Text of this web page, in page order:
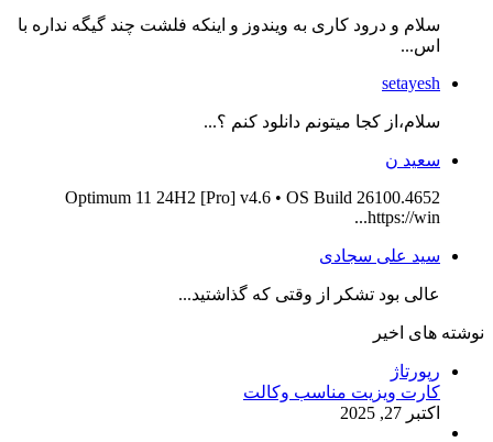
سلام و درود کاری به ویندوز و اینکه فلشت چند گیگه نداره با
اس...
setayesh
سلام،از کجا میتونم دانلود کنم ؟...
سعید ن
Optimum 11 24H2 [Pro] v4.6 • OS Build 26100.4652
https://win...
سید علی سجادی
عالی بود تشکر از وقتی که گذاشتید...
نوشته های اخیر
رپورتاژ
کارت ویزیت مناسب وکالت
اکتبر 27, 2025